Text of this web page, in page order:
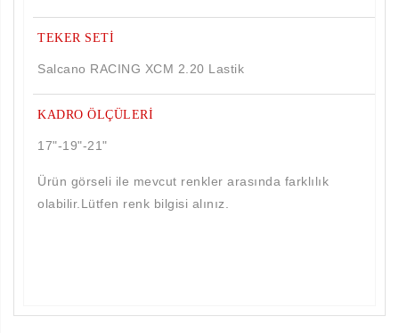
TEKER SETİ
Salcano RACING XCM 2.20 Lastik
KADRO ÖLÇÜLERİ
17"-19"-21"
Ürün görseli ile mevcut renkler arasında farklılık
olabilir.Lütfen renk bilgisi alınız.